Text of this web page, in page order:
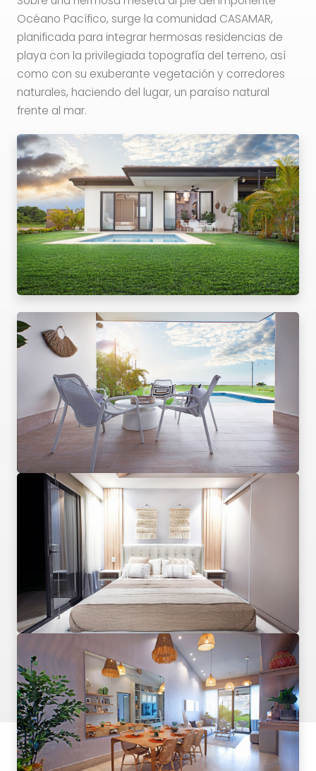
Océano Pacífico, surge la comunidad CASAMAR,
planificada para integrar hermosas residencias de
playa con la privilegiada topografía del terreno, así
como con su exuberante vegetación y corredores
naturales, haciendo del lugar, un paraíso natural
frente al mar.